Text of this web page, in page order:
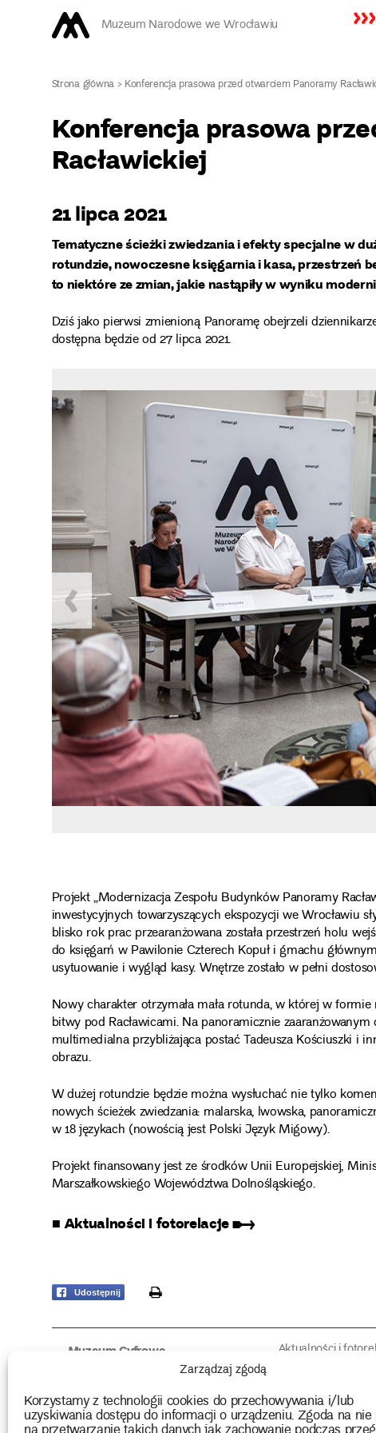
Zarządzaj zgodą
Korzystamy z technologii cookies do przechowywania i/lub
uzyskiwania dostępu do informacji o urządzeniu. Zgoda na
Muzeum Narodowe we Wrocławiu
Strona główna>Konferencja prasowa przed otwarciem Panoramy
Konferencja prasowa
Racławickiej
21 lipca 2021
Tematyczne ścieżki zwiedzania i efekty specjalne w
rotundzie, nowoczesne księgarnia i kasa, przestrzeń
to niektóre ze zmian, jakie nastąpiły w wyniku
Dziś jako pierwsi zmienioną Panoramę obejrzeli
dostępna będzie od 27 lipca 2021.
Projekt „Modernizacja Zespołu Budynków Panoramy
inwestycyjnych towarzyszących ekspozycji we Wrocławiu
blisko rok prac przearanżowana została przestrzeń holu
do księgarń w Pawilonie Czterech Kopuł i gmachu
usytuowanie i wygląd kasy. Wnętrze zostało w pełni
Nowy charakter otrzymała mała rotunda, w której w
bitwy pod Racławicami. Na panoramicznie
multimedialna przybliżająca postać Tadeusza Kościuszki i
obrazu.
W dużej rotundzie będzie można wysłuchać nie tylko
nowych ścieżek zwiedzania: malarska, lwowska,
w 18 językach (nowością jest Polski Język Migowy).
Projekt finansowany jest ze środków Unii Europejskiej,
Marszałkowskiego Województwa Dolnośląskiego.
■ Aktualności i fotorelacje ➸
Udostępnij print
Muzeum Cyfrowe
Użyczenia obiektów
Biblioteka
Wydawnictwo
Aktualności i
Muzealne rozmowy
Kolekcja
Europejskie Dni